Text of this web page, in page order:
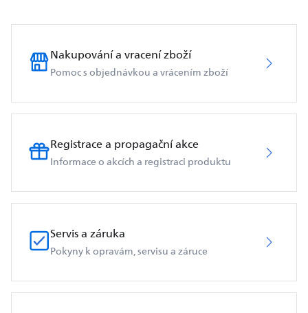
Nakupování a vracení zboží
Pomoc s objednávkou a vrácením zboží
Registrace a propagační akce
Informace o akcích a registraci produktu
Servis a záruka
Pokyny k opravám, servisu a záruce